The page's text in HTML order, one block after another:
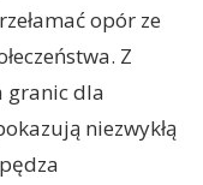
opór ze
Z
granic dla
niezwykłą